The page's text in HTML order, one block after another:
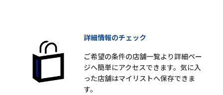
詳細情報のチェック
ご希望の条件の店舗一覧より詳細ペー
ジへ簡単にアクセスできます。気に入
った店舗はマイリストへ保存できま
す。